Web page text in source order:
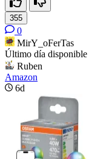
355
0
MirY_oFerTas
Último día disponible
Ruben
Amazon
6d